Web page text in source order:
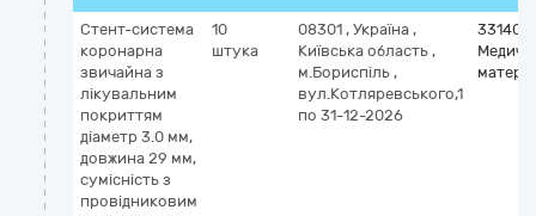
Стент-система
коронарна
звичайна з
лікувальним
покриттям
діаметр 3.0 мм,
довжина 29 мм,
сумісність з
провідниковим
10
штука
08301 , Україна ,
Київська область ,
м.Бориспіль ,
вул.Котляревського,1
по 31-12-2026
Медичні